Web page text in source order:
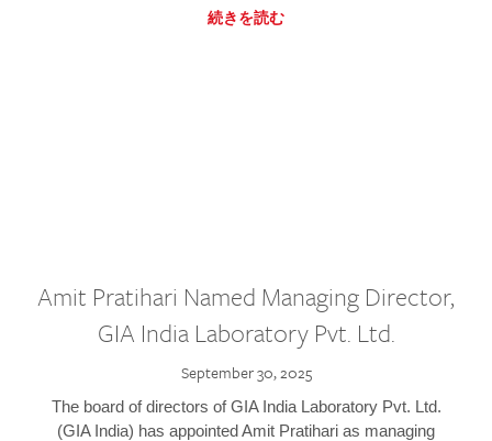
続きを読む
Amit Pratihari Named Managing Director,
GIA India Laboratory Pvt. Ltd.
September 30, 2025
The board of directors of GIA India Laboratory Pvt. Ltd.
(GIA India) has appointed Amit Pratihari as managing